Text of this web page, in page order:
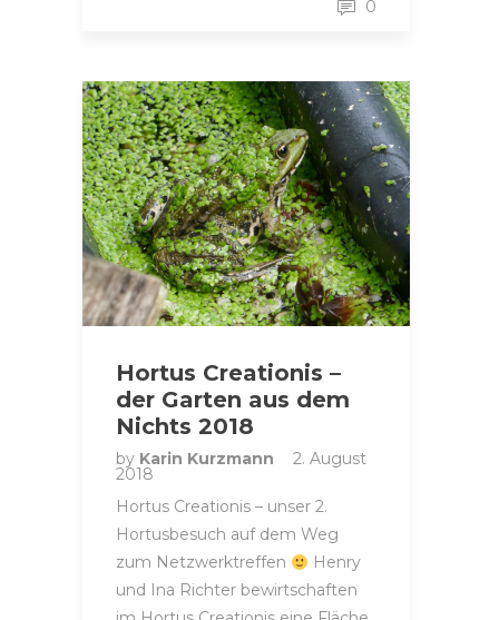
0
Hortus Creationis –
der Garten aus dem
Nichts 2018
by Karin Kurzmann 2. August
2018
Hortus Creationis – unser 2.
Hortusbesuch auf dem Weg
zum Netzwerktreffen
Henry
und Ina Richter bewirtschaften